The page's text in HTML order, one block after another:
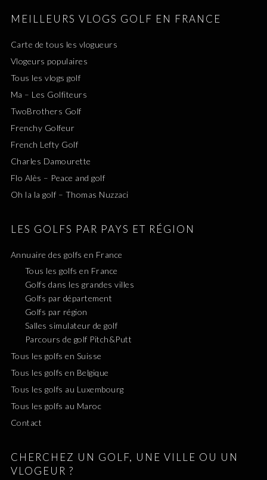
MEILLEURS VLOGS GOLF EN FRANCE
Carte de tous les vlogueurs
Vlogeurs populaires
Tous les vlogs golf
Ma – Les Golfiteurs
TwoBrothers Golf
Frenchy Golfeur
French Lefty Golf
Charles Damourette
Flo Alès – Peace and golf
Oh la la golf – Thomas Nuzzaci
LES GOLFS PAR PAYS ET RÉGION
Annuaire des golfs en France
Tous les golfs en France
Golfs dans les grandes villes
Golfs par département
Golfs par région
Salles simulateur de golf
Parcours de golf Pitch&Putt
Tous les golfs en Suisse
Tous les golfs en Belgique
Tous les golfs au Luxembourg
Tous les golfs au Maroc
Contact
CHERCHEZ UN GOLF, UNE VILLE OU UN
VLOGEUR ?